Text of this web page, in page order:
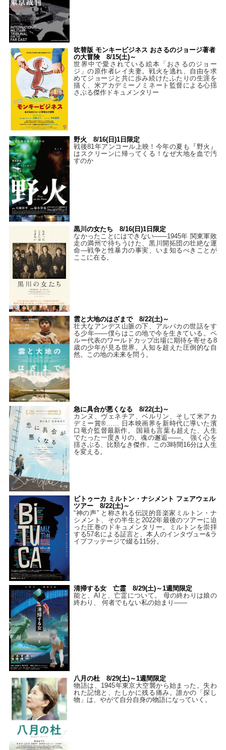
吹替版 モンキービジネス おさるのジョージ著者
の大冒険 8/15(土)～
世界中で愛されている絵本「おさるのジョー
ジ」の原作者レイ夫妻。戦火を逃れ、自由を求
めてジョージと共に歩み続けたふたりの生涯を
描く、米アカデミーノミネート監督による心揺
さぶる傑作ドキュメンタリー
野火 8/16(日)1日限定
戦後81年アンコール上映！今年の夏も『野火』
はスクリーンに帰ってくる！なぜ大地を血で汚
すのか
黒川の女たち 8/16(日)1日限定
なかったことにはできない——1945年 関東軍敗
走の満州で待ちうけた、黒川開拓団の壮絶な運
命―戦争と性暴力の事実、いま知るべきことが
ここに在る。
雲と大地のはざまで 8/22(土)～
壮大なアンデス山脈の下、アルパカの世話をす
る少年――僕らはこの地で今を生きている。ペ
ルー代表のワールドカップ出場に期待を寄せる8
歳の少年が見る世界。人知を超えた圧倒的な自
然。この地の未来を問う。
急に具合が悪くなる 8/22(土)～
カンヌ、ヴェネチア、ベルリン、そして米アカ
デミー賞®…… 日本映画界を新時代に導いた濱
口竜介監督最新作。 国籍も言葉も超えた、人生
でたった一度きりの、魂の邂逅――。 強く心を
揺さぶる、比類なき傑作。この3時間16分は人生
を変える。
ビトゥーカ ミルトン・ナシメント フェアウェル
ツアー 8/22(土)～
“神の声” と称される伝説的音楽家ミルトン・ナ
シメント、その半生と2022年最後のツアーに迫
った圧巻のドキュメンタリー。ミルトンを崇拝
する57名による証言と、本人のインタヴュー&ラ
イブフッテージで綴る115分。
清掃する女 亡霊 8/29(土)～1週間限定
能と、AIと、亡霊について。 母の終わりは娘の
終わり、 何者でもない私の始まり――
八月の杜 8/29(土)～1週間限定
物語は、1945年東京大空襲から始まった。失わ
れた記憶と、たしかに残る痛み。誰かの「探し
物」は、やがて自分自身の物語になっていく。